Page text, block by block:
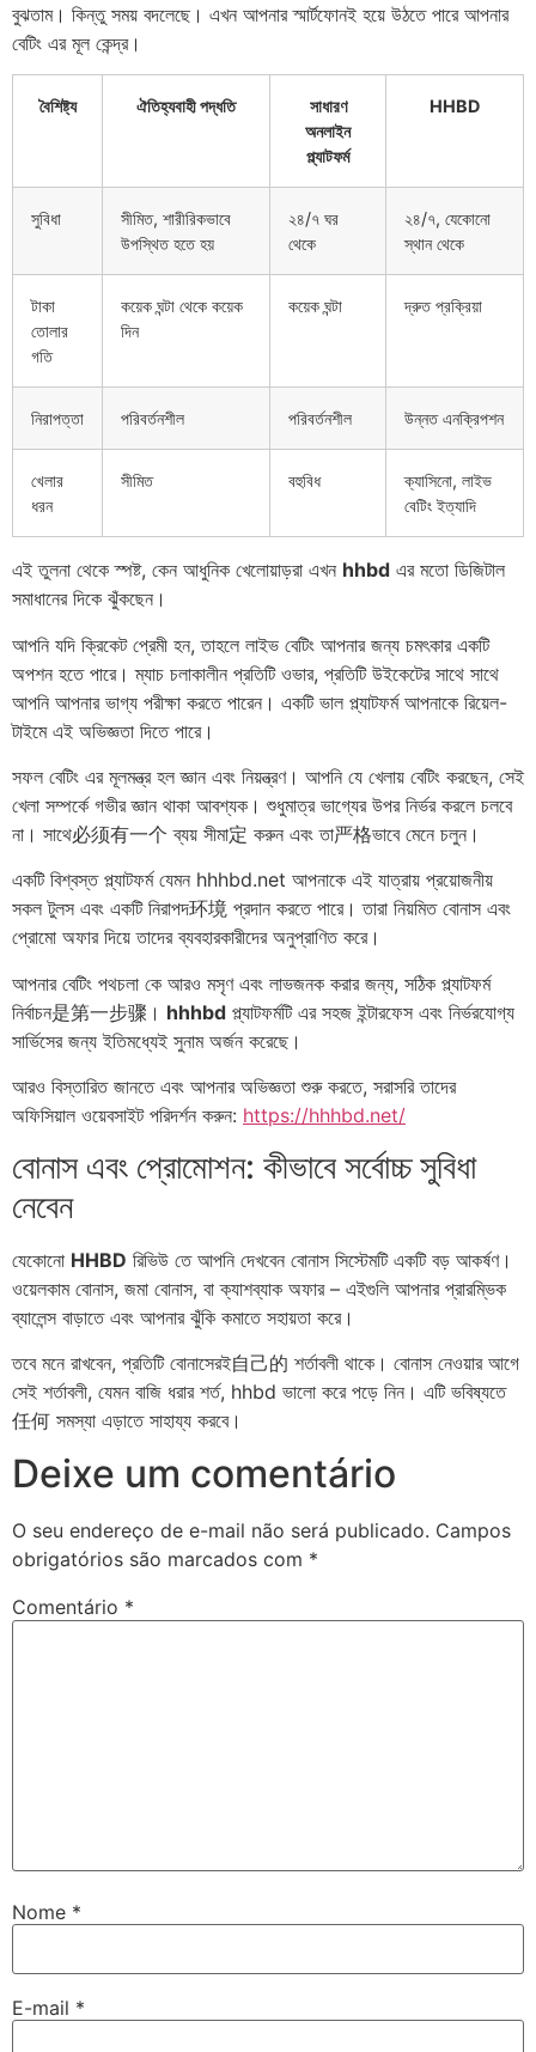
বুঝতাম। কিন্তু সময় বদলেছে। এখন আপনার স্মার্টফোনই হয়ে উঠতে পারে আপনার
বেটিং এর মূল কেন্দ্র।
বৈশিষ্ট্য ঐতিহ্যবাহী পদ্ধতি
সাধারণ
অনলাইন
প্ল্যাটফর্ম
HHBD
সুবিধা
সীমিত, শারীরিকভাবে
উপস্থিত হতে হয়
২৪/৭ ঘর
থেকে
২৪/৭, যেকোনো
স্থান থেকে
টাকা
তোলার
গতি
কয়েক ঘন্টা থেকে কয়েক
দিন
কয়েক ঘন্টা দ্রুত প্রক্রিয়া
নিরাপত্তা পরিবর্তনশীল পরিবর্তনশীল উন্নত এনক্রিপশন
খেলার
ধরন
সীমিত বহুবিধ
ক্যাসিনো, লাইভ
বেটিং ইত্যাদি
এই তুলনা থেকে স্পষ্ট, কেন আধুনিক খেলোয়াড়রা এখন hhbd এর মতো ডিজিটাল
সমাধানের দিকে ঝুঁকছেন।
আপনি যদি ক্রিকেট প্রেমী হন, তাহলে লাইভ বেটিং আপনার জন্য চমৎকার একটি
অপশন হতে পারে। ম্যাচ চলাকালীন প্রতিটি ওভার, প্রতিটি উইকেটের সাথে সাথে
আপনি আপনার ভাগ্য পরীক্ষা করতে পারেন। একটি ভাল প্ল্যাটফর্ম আপনাকে রিয়েল-
টাইমে এই অভিজ্ঞতা দিতে পারে।
সফল বেটিং এর মূলমন্ত্র হল জ্ঞান এবং নিয়ন্ত্রণ। আপনি যে খেলায় বেটিং করছেন, সেই
খেলা সম্পর্কে গভীর জ্ঞান থাকা আবশ্যক। শুধুমাত্র ভাগ্যের উপর নির্ভর করলে চলবে
না। সাথে必须有一个 ব্যয় সীমা定 করুন এবং তা严格ভাবে মেনে চলুন।
একটি বিশ্বস্ত প্ল্যাটফর্ম যেমন hhhbd.net আপনাকে এই যাত্রায় প্রয়োজনীয়
সকল টুলস এবং একটি নিরাপদ环境 প্রদান করতে পারে। তারা নিয়মিত বোনাস এবং
প্রোমো অফার দিয়ে তাদের ব্যবহারকারীদের অনুপ্রাণিত করে।
আপনার বেটিং পথচলা কে আরও মসৃণ এবং লাভজনক করার জন্য, সঠিক প্ল্যাটফর্ম
নির্বাচন是第一步骤। hhhbd প্ল্যাটফর্মটি এর সহজ ইন্টারফেস এবং নির্ভরযোগ্য
সার্ভিসের জন্য ইতিমধ্যেই সুনাম অর্জন করেছে।
আরও বিস্তারিত জানতে এবং আপনার অভিজ্ঞতা শুরু করতে, সরাসরি তাদের
অফিসিয়াল ওয়েবসাইট পরিদর্শন করুন: https://hhhbd.net/
বোনাস এবং প্রোমোশন: কীভাবে সর্বোচ্চ সুবিধা
নেবেন
যেকোনো HHBD রিভিউ তে আপনি দেখবেন বোনাস সিস্টেমটি একটি বড় আকর্ষণ।
ওয়েলকাম বোনাস, জমা বোনাস, বা ক্যাশব্যাক অফার – এইগুলি আপনার প্রারম্ভিক
ব্যালেন্স বাড়াতে এবং আপনার ঝুঁকি কমাতে সহায়তা করে।
তবে মনে রাখবেন, প্রতিটি বোনাসেরই自己的 শর্তাবলী থাকে। বোনাস নেওয়ার আগে
সেই শর্তাবলী, যেমন বাজি ধরার শর্ত, hhbd ভালো করে পড়ে নিন। এটি ভবিষ্যতে
任何 সমস্যা এড়াতে সাহায্য করবে।
Deixe um comentário
O seu endereço de e-mail não será publicado. Campos
obrigatórios são marcados com *
Comentário *
Nome *
E-mail *